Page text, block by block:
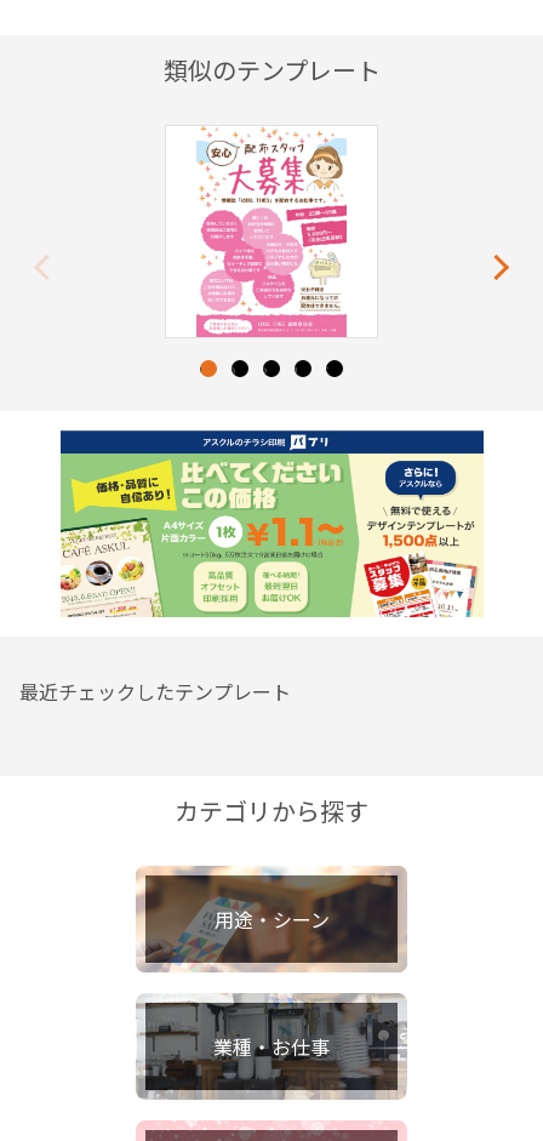
類似のテンプレート
Next
1 2 3 4 5
最近チェックしたテンプレート
カテゴリから探す
用途・シーン
業種・お仕事